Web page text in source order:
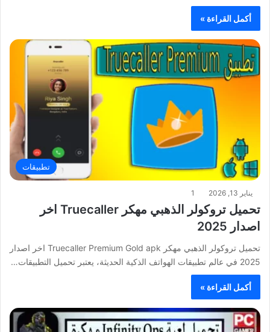
أكمل القراءة »
تطبيقات
يناير 13, 2026 1
تحميل تروكولر الذهبي مهكر Truecaller اخر
اصدار 2025
تحميل تروكولر الذهبي مهكر Truecaller Premium Gold apk اخر اصدار
2025 في عالم تطبيقات الهواتف الذكية الحديثة، يعتبر تحميل التطبيقات…
أكمل القراءة »